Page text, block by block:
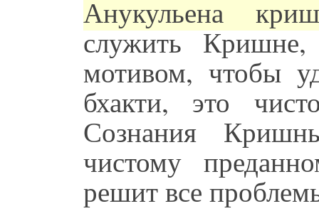
Анукульена
служить
мотивом, чтобы
бхакти, это
Сознания
чистому
решит все